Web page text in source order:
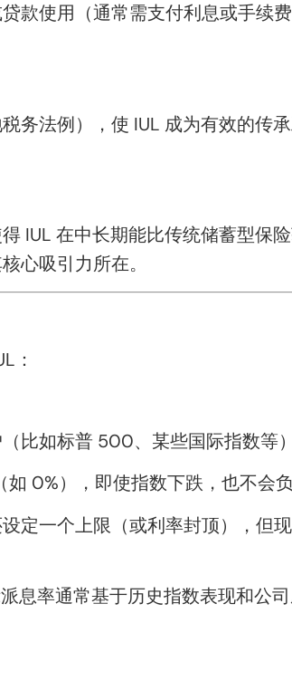
款使用（通常需支付利息或手续
务法例），使 IUL 成为有效的传
IUL 在中长期能比传统储蓄型保
心吸引力所在。
：
比如标普 500、某些国际指数等
如 0%），即使指数下跌，也不会
定一个上限（或利率封顶），但
息率通常基于历史指数表现和公